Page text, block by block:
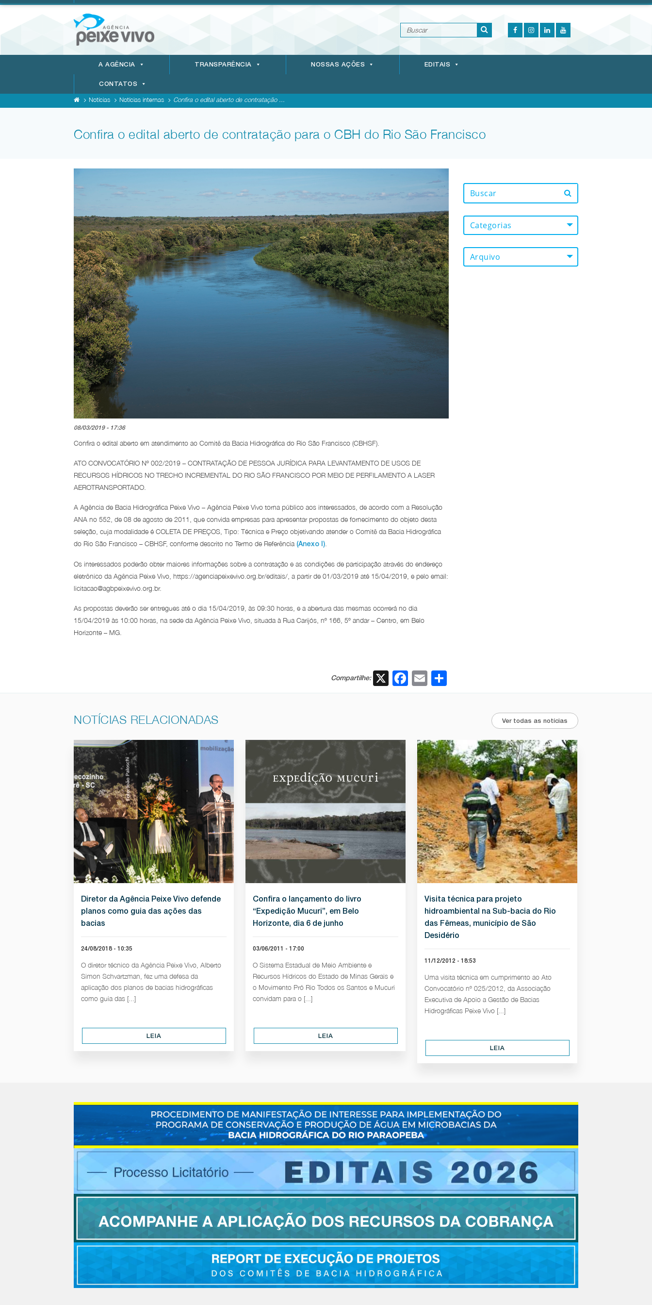
A AGÊNCIA TRANSPARÊNCIA NOSSAS AÇÕES EDITAIS
CONTATOS
Notícias Notícias internas Confira o edital aberto de contratação ...
Confira o edital aberto de contratação para o CBH do Rio São Francisco
08/03/2019 - 17:36
Confira o edital aberto em atendimento ao Comitê da Bacia Hidrográfica do Rio São Francisco (CBHSF).
ATO CONVOCATÓRIO Nº 002/2019 – CONTRATAÇÃO DE PESSOA JURÍDICA PARA LEVANTAMENTO DE USOS DE
RECURSOS HÍDRICOS NO TRECHO INCREMENTAL DO RIO SÃO FRANCISCO POR MEIO DE PERFILAMENTO A LASER
AEROTRANSPORTADO.
A Agência de Bacia Hidrográfica Peixe Vivo – Agência Peixe Vivo torna público aos interessados, de acordo com a Resolução
ANA no 552, de 08 de agosto de 2011, que convida empresas para apresentar propostas de fornecimento do objeto desta
seleção, cuja modalidade é COLETA DE PREÇOS, Tipo: Técnica e Preço objetivando atender o Comitê da Bacia Hidrográfica
do Rio São Francisco – CBHSF, conforme descrito no Termo de Referência (Anexo I)
Os interessados poderão obter maiores informações sobre a contratação e as condições de participação através do endereço
eletrônico da Agência Peixe Vivo, https://agenciapeixevivo.org.br/editais/, a partir de 01/03/2019 até 15/04/2019, e pelo email:
licitacao@agbpeixevivo.org.br.
As propostas deverão ser entregues até o dia 15/04/2019, às 09:30 horas, e a abertura das mesmas ocorrerá no dia
15/04/2019 às 10:00 horas, na sede da Agência Peixe Vivo, situada à Rua Carijós, nº 166, 5º andar – Centro, em Belo
Horizonte – MG.
Compartilhe: X Facebook
EmailShare
Categorias
Arquivo
NOTÍCIAS RELACIONADAS Ver todas as notícias
Diretor da Agência Peixe Vivo defende
planos como guia das ações das
bacias
24/08/2018 - 10:35
O diretor técnico da Agência Peixe Vivo, Alberto
Simon Schvartzman, fez uma defesa da
aplicação dos planos de bacias hidrográficas
como guia das [...]
LEIA
Confira o lançamento do livro
“Expedição Mucuri”, em Belo
Horizonte, dia 6 de junho
03/06/2011 - 17:00
O Sistema Estadual de Meio Ambiente e
Recursos Hídricos do Estado de Minas Gerais e
o Movimento Pró Rio Todos os Santos e Mucuri
convidam para o [...]
LEIA
Visita técnica para projeto
hidroambiental na Sub-bacia do Rio
das Fêmeas, município de São
Desidério
11/12/2012 - 18:53
Uma visita técnica em cumprimento ao Ato
Convocatório nº 025/2012, da Associação
Executiva de Apoio a Gestão de Bacias
Hidrográficas Peixe Vivo [...]
LEIA